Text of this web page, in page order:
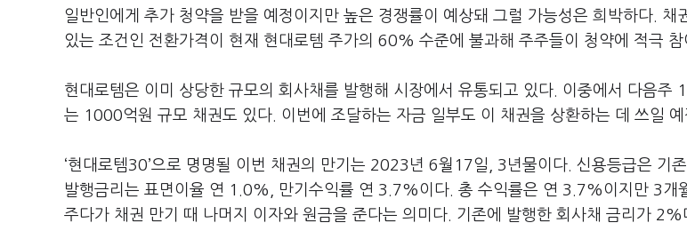
일반인에게 추가 청약을 받을 예정이지만 높은 경쟁률이 예상돼 그럴 가능성은 희박하다. 채
있는 조건인 전환가격이 현재 현대로템 주가의 60% 수준에 불과해 주주들이 청약에 적극 참
현대로템은 이미 상당한 규모의 회사채를 발행해 시장에서 유통되고 있다. 이중에서 다음주
는 1000억원 규모 채권도 있다. 이번에 조달하는 자금 일부도 이 채권을 상환하는 데 쓰일
‘현대로템30’으로 명명될 이번 채권의 만기는 2023년 6월17일, 3년물이다. 신용등급은 기
발행금리는 표면이율 연 1.0%, 만기수익률 연 3.7%이다. 총 수익률은 연 3.7%이지만 3개
주다가 채권 만기 때 나머지 이자와 원금을 준다는 의미다. 기존에 발행한 회사채 금리가